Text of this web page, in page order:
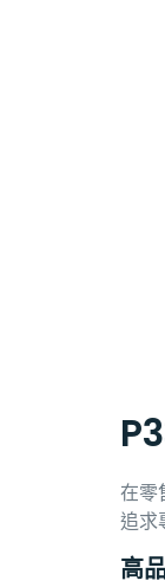
在零
追求
高